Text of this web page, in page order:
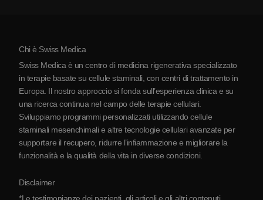
La Serbia
Partnership
Chi è Swiss Medica
Swiss Medica è un centro di medicina rigenerativa specializzato
in terapie basate su cellule staminali, con centri di trattamento in
Europa. Il nostro approccio si fonda sull’esperienza clinica e su
una ricerca continua nel campo delle terapie cellulari.
Sviluppiamo programmi personalizzati utilizzando cellule
staminali mesenchimali e altre tecnologie cellulari avanzate per
supportare il recupero, ridurre l’infiammazione e migliorare la
funzionalità e la qualità della vita in diverse condizioni.
Disclaimer